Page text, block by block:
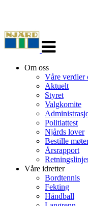
navigasjon
Om oss
Våre verdier
Aktuelt
Styret
Valgkomite
Politiattest
Njårds lover
Bestille
Årsrapport
Våre idretter
Bordtennis
Fekting
Håndball